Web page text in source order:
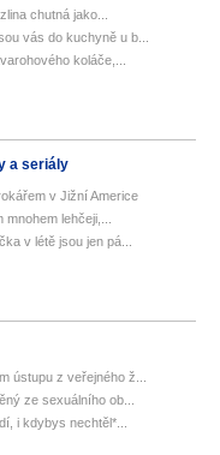
chutná jako...
vás do kuchyně u b...
koláče,...
a seriály
v Jižní Americe
mnohem lehčeji,...
v létě jsou jen pá...
ústupu z veřejného ž...
ze sexuálního ob...
i kdybys nechtěl*...